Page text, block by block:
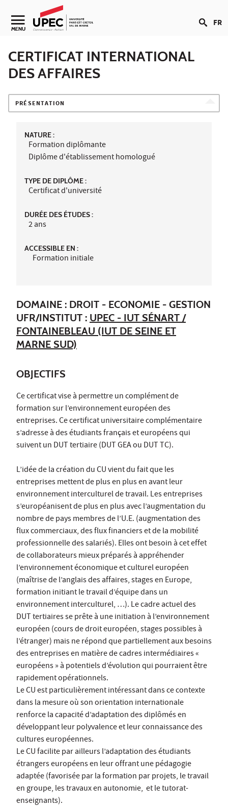
Aller au contenu
Navigation secondaire
MENU FR
CERTIFICAT INTERNATIONAL
DES AFFAIRES
PRÉSENTATION
NATURE :
Formation diplômante
Diplôme d'établissement homologué
TYPE DE DIPLÔME :
Certificat d'université
DURÉE DES ÉTUDES :
2 ans
ACCESSIBLE EN :
Formation initiale
DOMAINE : DROIT - ECONOMIE - GESTION
UFR/INSTITUT : UPEC - IUT SÉNART /
FONTAINEBLEAU (IUT DE SEINE ET
MARNE SUD)
OBJECTIFS
Ce certificat vise à permettre un complément de
formation sur l’environnement européen des
entreprises. Ce certificat universitaire complémentaire
s’adresse à des étudiants français et européens qui
suivent un DUT tertiaire (DUT GEA ou DUT TC).
L’idée de la création du CU vient du fait que les
entreprises mettent de plus en plus en avant leur
environnement interculturel de travail. Les entreprises
s’européanisent de plus en plus avec l’augmentation du
nombre de pays membres de l’U.E. (augmentation des
flux commerciaux, des flux financiers et de la mobilité
professionnelle des salariés). Elles ont besoin à cet effet
de collaborateurs mieux préparés à appréhender
l’environnement économique et culturel européen
(maîtrise de l’anglais des affaires, stages en Europe,
formation initiant le travail d’équipe dans un
environnement interculturel, …). Le cadre actuel des
DUT tertiaires se prête à une initiation à l’environnement
européen (cours de droit européen, stages possibles à
l’étranger) mais ne répond que partiellement aux besoins
des entreprises en matière de cadres intermédiaires «
européens » à potentiels d’évolution qui pourraient être
rapidement opérationnels.
Le CU est particulièrement intéressant dans ce contexte
dans la mesure où son orientation internationale
renforce la capacité d’adaptation des diplômés en
développant leur polyvalence et leur connaissance des
cultures européennes.
Le CU facilite par ailleurs l’adaptation des étudiants
étrangers européens en leur offrant une pédagogie
adaptée (favorisée par la formation par projets, le travail
en groupe, les travaux en autonomie, et le tutorat-
enseignants).